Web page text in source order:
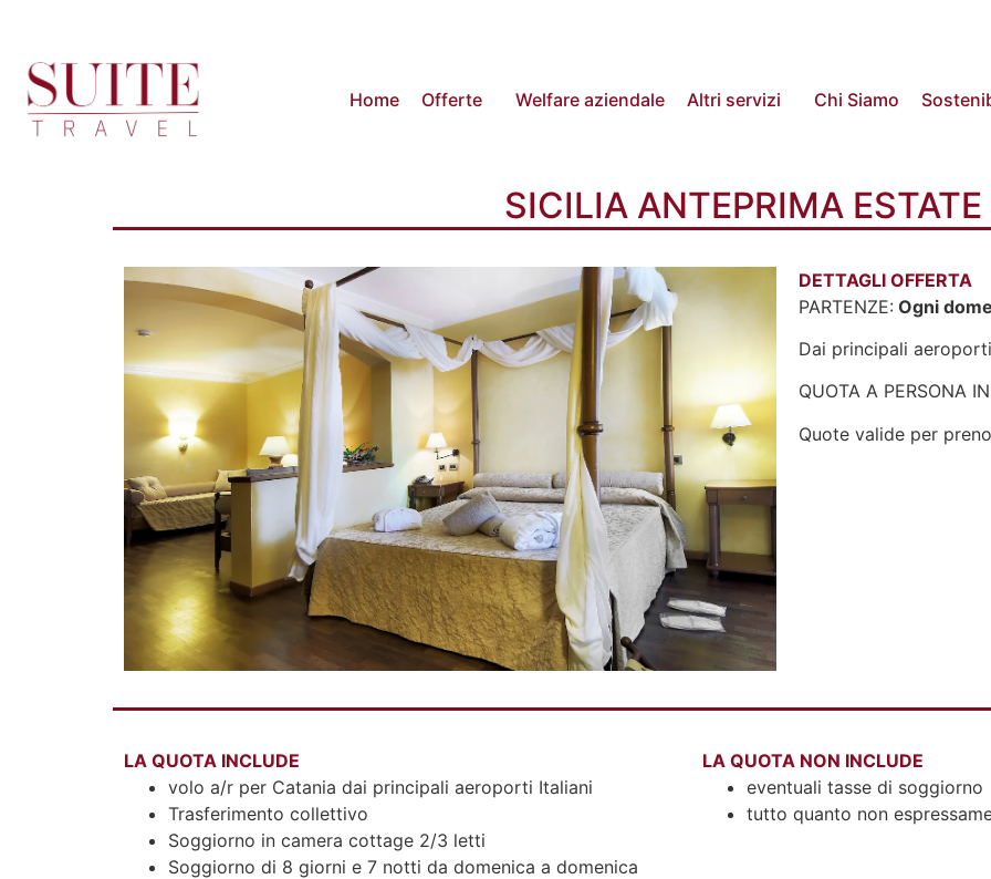
Home Offerte Welfare aziendale Altri servizi Chi Siamo
SICILIA ANTEPRIMA ESTATE
DETTAGLI OFFERTA
PARTENZE: Ogni
Dai principali
QUOTA A PERSONA
Quote valide per
LA QUOTA INCLUDE
volo a/r per Catania dai principali aeroporti Italiani
Trasferimento collettivo
Soggiorno in camera cottage 2/3 letti
Soggiorno di 8 giorni e 7 notti da domenica a domenica
LA QUOTA NON INCLUDE
eventuali tasse di soggiorno
tutto quanto non